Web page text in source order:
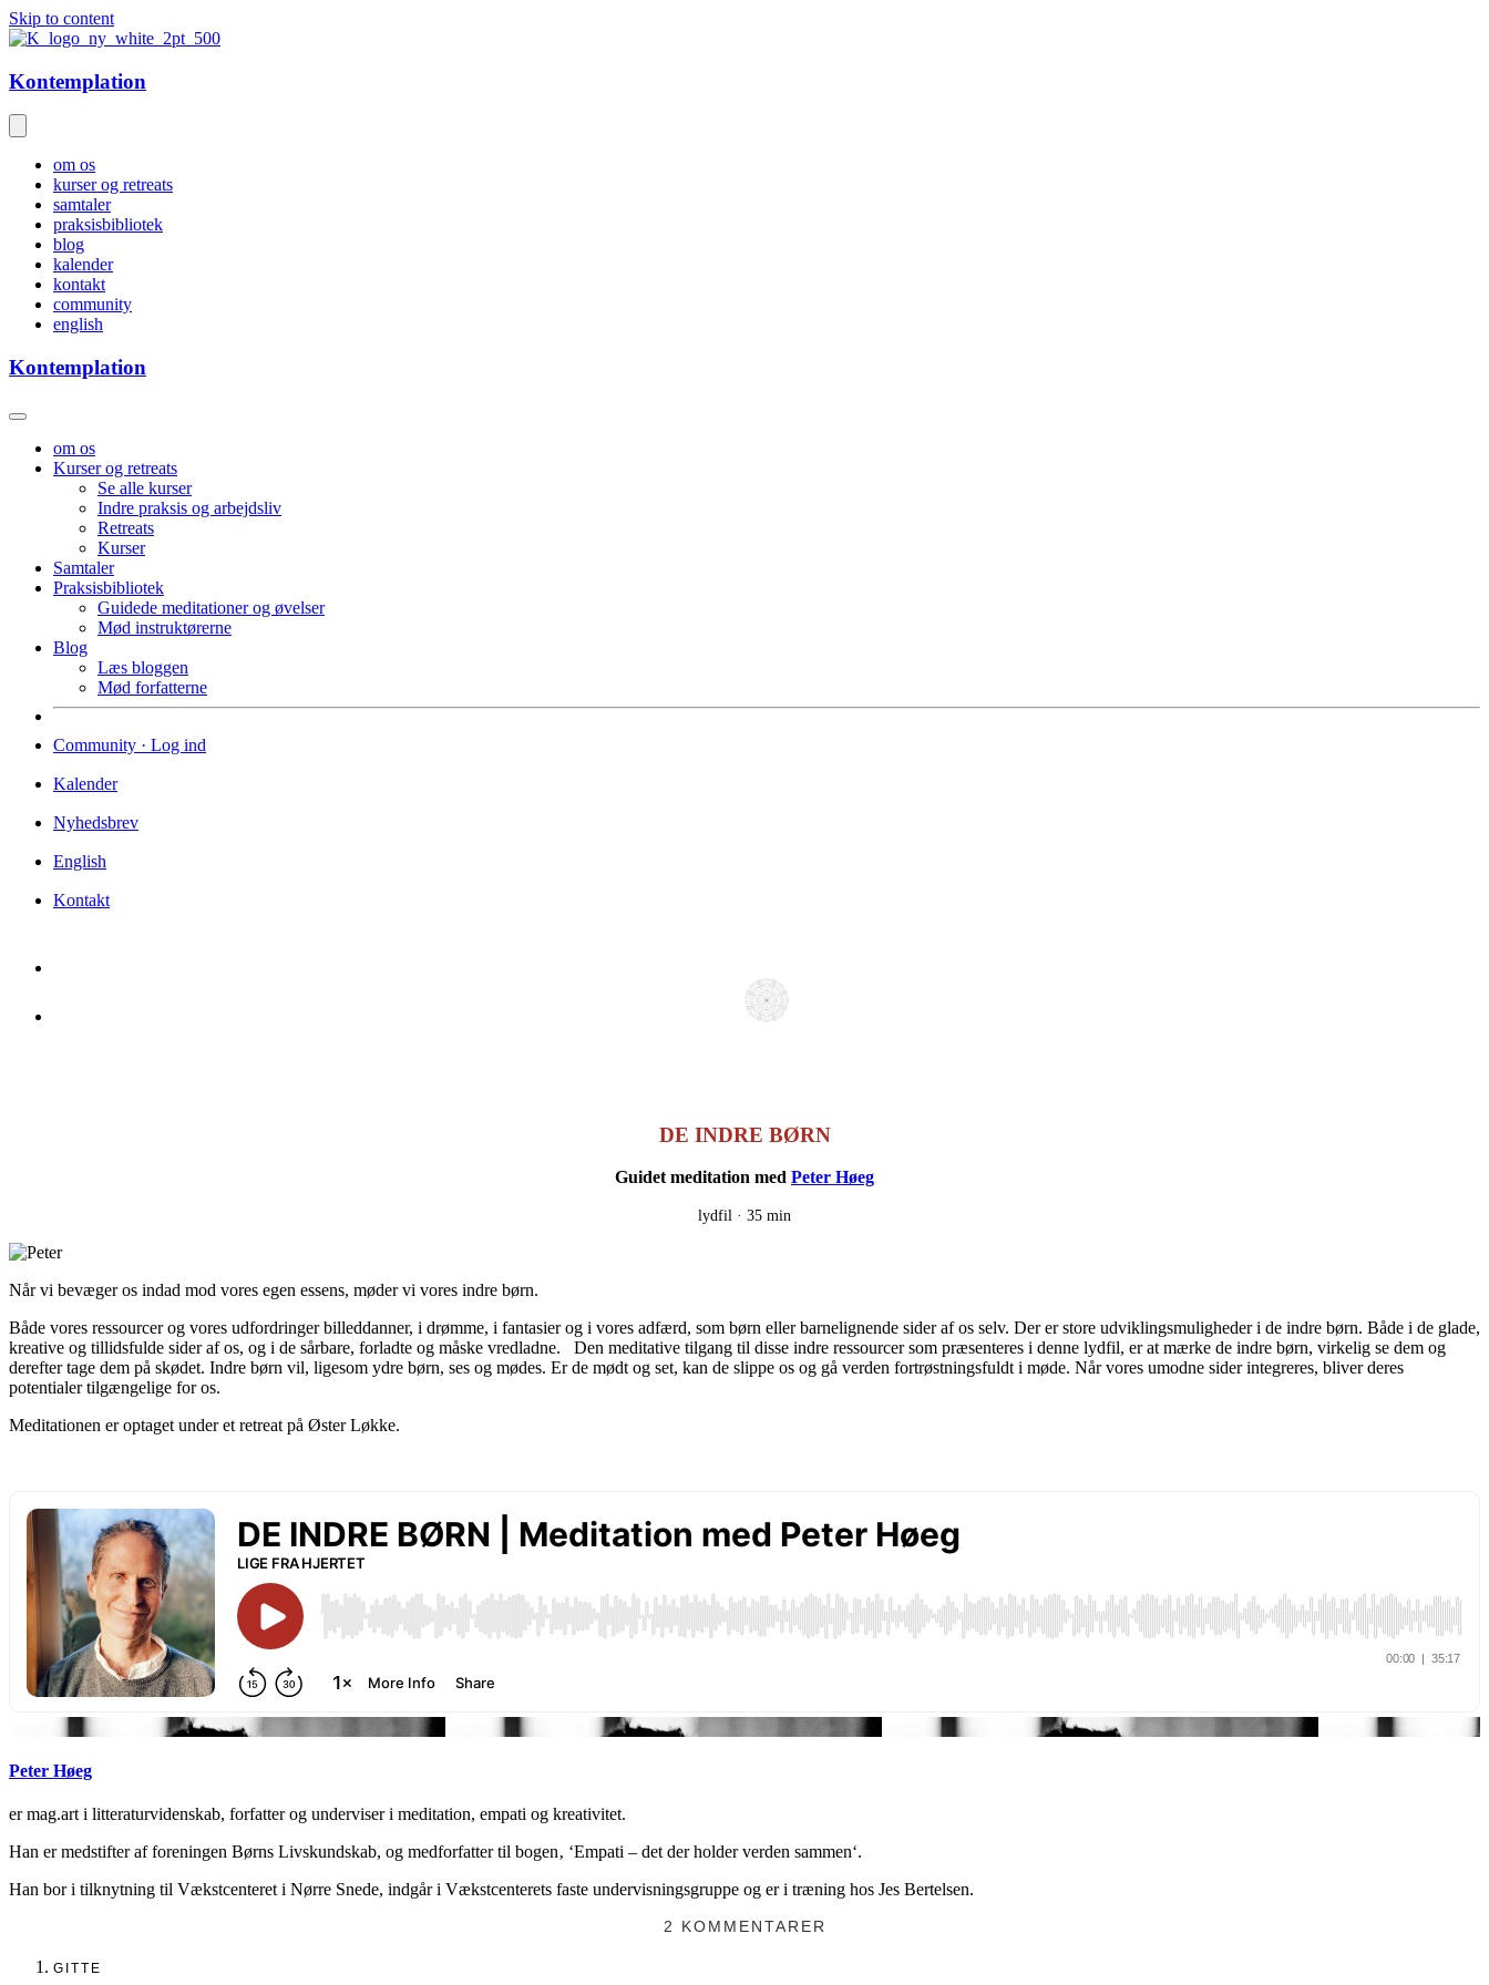
Skip to content
Kontemplation
om os
kurser og retreats
samtaler
praksisbibliotek
blog
kalender
kontakt
community
english
Kontemplation
om os
Kurser og retreats
Se alle kurser
Indre praksis og arbejdsliv
Retreats
Kurser
Samtaler
Praksisbibliotek
Guidede meditationer og øvelser
Mød instruktørerne
Blog
Læs bloggen
Mød forfatterne
Community · Log ind
Kalender
Nyhedsbrev
English
Kontakt
DE INDRE BØRN
Guidet meditation med Peter Høeg
lydfil · 35 min
Når vi bevæger os indad mod vores egen essens, møder vi vores indre børn.
Både vores ressourcer og vores udfordringer billeddanner, i drømme, i fantasier og i vores adfærd, som børn eller barnelignende sider af os selv. Der er store udviklingsmuligheder i de indre børn. Både i de glade,
kreative og tillidsfulde sider af os, og i de sårbare, forladte og måske vredladne. Den meditative tilgang til disse indre ressourcer som præsenteres i denne lydfil, er at mærke de indre børn, virkelig se dem og
derefter tage dem på skødet. Indre børn vil, ligesom ydre børn, ses og mødes. Er de mødt og set, kan de slippe os og gå verden fortrøstningsfuldt i møde. Når vores umodne sider integreres, bliver deres
potentialer tilgængelige for os.
Meditationen er optaget under et retreat på Øster Løkke.
Peter Høeg
er mag.art i litteraturvidenskab, forfatter og underviser i meditation, empati og kreativitet.
Han er medstifter af foreningen Børns Livskundskab, og medforfatter til bogen‚ ‘Empati – det der holder verden sammen‘.
Han bor i tilknytning til Vækstcenteret i Nørre Snede, indgår i Vækstcenterets faste undervisningsgruppe og er i træning hos Jes Bertelsen.
2 KOMMENTARER
GITTE